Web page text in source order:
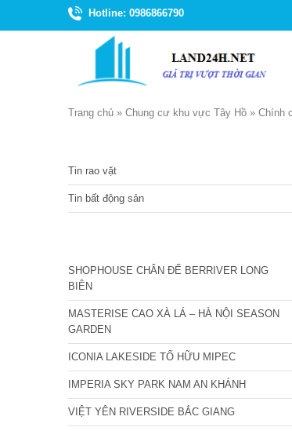
Hotline: 0986866790
Trang chủ » Chung cư khu vực Tây Hồ » Chính
Tin rao vặt
Tin bất động sản
SHOPHOUSE CHÂN ĐẾ BERRIVER LONG
BIÊN
MASTERISE CAO XÀ LÁ – HÀ NỘI SEASON
GARDEN
ICONIA LAKESIDE TỐ HỮU MIPEC
IMPERIA SKY PARK NAM AN KHÁNH
VIỆT YÊN RIVERSIDE BẮC GIANG